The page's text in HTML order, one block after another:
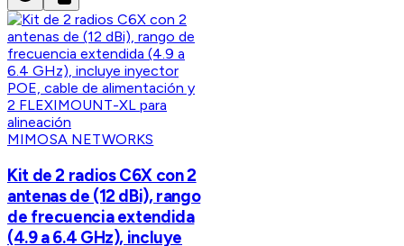
MIMOSA NETWORKS
Kit de 2 radios C6X con 2
antenas de (12 dBi), rango
de frecuencia extendida
(4.9 a 6.4 GHz), incluye